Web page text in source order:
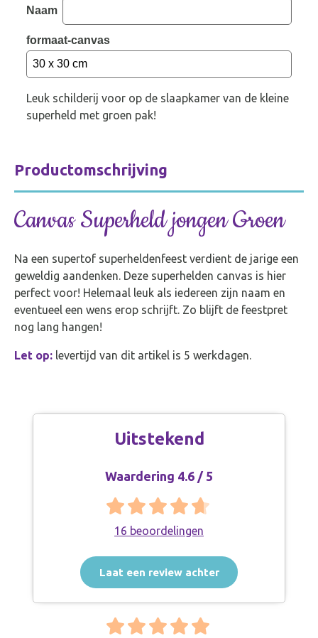
Naam
formaat-canvas
Leuk schilderij voor op de slaapkamer van de kleine
superheld met groen pak!
Productomschrijving
Canvas Superheld jongenGroen
Na een supertof superheldenfeest verdient de jarige een
geweldig aandenken. Deze superhelden canvas is hier
perfect voor! Helemaal leuk als iedereen zijn naam en
eventueel een wens erop schrijft. Zo blijft de feestpret
nog lang hangen!
Let op: levertijd van dit artikel is 5 werkdagen.
Uitstekend
Waardering 4.6 / 5
16 beoordelingen
Laat een review achter